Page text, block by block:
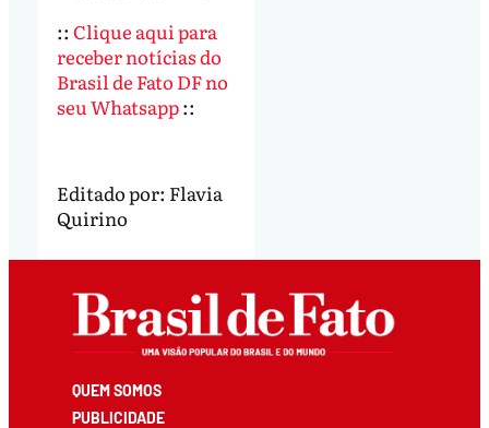
:: Clique aqui para
receber notícias do
Brasil de Fato DF no
seu Whatsapp::
Editado por: Flavia
Quirino
QUEM SOMOS
PUBLICIDADE